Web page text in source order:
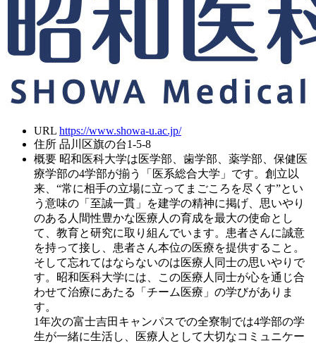
URL https://www.showa-u.ac.jp/
住所 品川区旗の台1-5-8
概要 昭和医科大学は医学部、歯学部、薬学部、保健医
療学部の4学部が揃う「医系総合大学」です。創立以
来、“常に相手の立場に立ってまごころを尽くす”とい
う意味の「至誠一貫」を建学の精神に掲げ、思いやり
のある人間性豊かな医療人の育成を最大の使命とし
て、教育と研究に取り組んでいます。患者さんに誠意
を持って接し、患者さん本位の医療を提供すること。
そして忘れてはならないのは医療人同士の思いやりで
す。昭和医科大学には、この医療人同士が心を通じ合
わせて治療にあたる「チーム医療」の学びがありま
す。
1年次の富士吉田キャンパスでの全寮制では4学部の学
生が一緒に生活し、医療人として大切なコミュニケー